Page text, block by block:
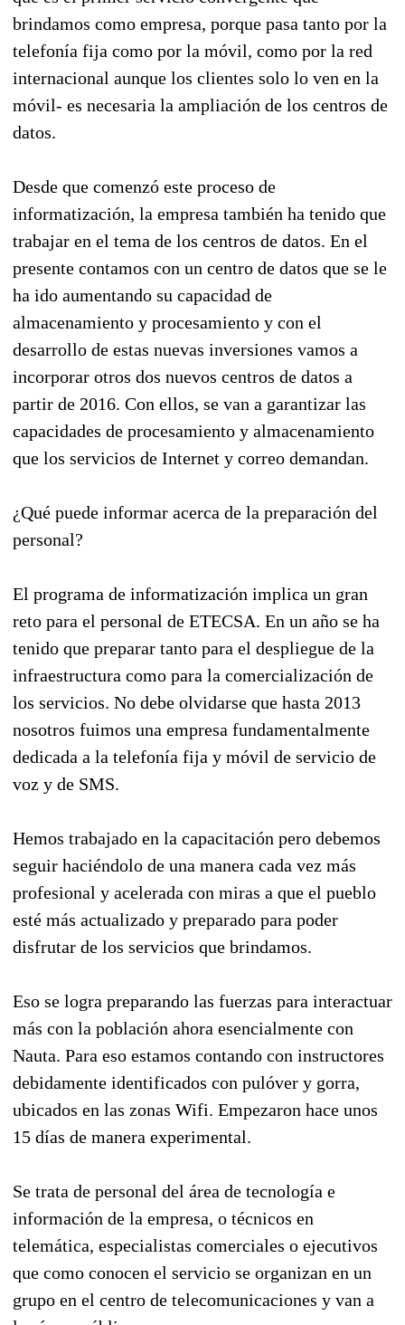
brindamos como empresa, porque pasa tanto por la
telefonía fija como por la móvil, como por la red
internacional aunque los clientes solo lo ven en la
móvil- es necesaria la ampliación de los centros de
datos.
Desde que comenzó este proceso de
informatización, la empresa también ha tenido que
trabajar en el tema de los centros de datos. En el
presente contamos con un centro de datos que se le
ha ido aumentando su capacidad de
almacenamiento y procesamiento y con el
desarrollo de estas nuevas inversiones vamos a
incorporar otros dos nuevos centros de datos a
partir de 2016. Con ellos, se van a garantizar las
capacidades de procesamiento y almacenamiento
que los servicios de Internet y correo demandan.
¿Qué puede informar acerca de la preparación del
personal?
El programa de informatización implica un gran
reto para el personal de ETECSA. En un año se ha
tenido que preparar tanto para el despliegue de la
infraestructura como para la comercialización de
los servicios. No debe olvidarse que hasta 2013
nosotros fuimos una empresa fundamentalmente
dedicada a la telefonía fija y móvil de servicio de
voz y de SMS.
Hemos trabajado en la capacitación pero debemos
seguir haciéndolo de una manera cada vez más
profesional y acelerada con miras a que el pueblo
esté más actualizado y preparado para poder
disfrutar de los servicios que brindamos.
Eso se logra preparando las fuerzas para interactuar
más con la población ahora esencialmente con
Nauta. Para eso estamos contando con instructores
debidamente identificados con pulóver y gorra,
ubicados en las zonas Wifi. Empezaron hace unos
15 días de manera experimental.
Se trata de personal del área de tecnología e
información de la empresa, o técnicos en
telemática, especialistas comerciales o ejecutivos
que como conocen el servicio se organizan en un
grupo en el centro de telecomunicaciones y van a